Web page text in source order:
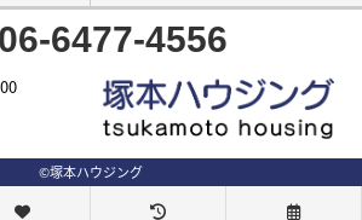
06-6477-4556
©塚本ハウジング